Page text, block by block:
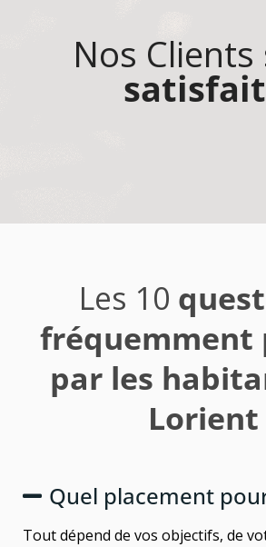
Nos
Les 10
fréquemment
par les
Lorient
Quel placement pour
Tout dépend de vos objectifs, de